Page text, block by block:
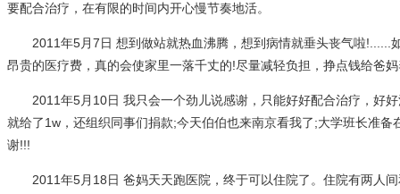
要配合治疗，在有限的时间内开心慢节奏地活。
2011年5月7日 想到做站就热血沸腾，想到病情就垂头丧气啦!......
昂贵的医疗费，真的会使家里一落千丈的!尽量减轻负担，挣点钱给爸
2011年5月10日 我只会一个劲儿说感谢，只能好好配合治疗，好好
就给了1w，还组织同事们捐款;今天伯伯也来南京看我了;大学班长准
谢!!!
2011年5月18日 爸妈天天跑医院，终于可以住院了。住院有两人间